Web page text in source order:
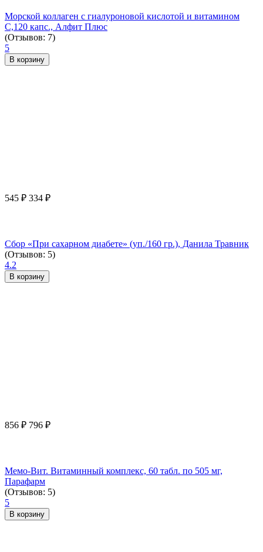
Морской коллаген с гиалуроновой кислотой и витамином
С,120 капс., Алфит Плюс
(Отзывов: 7)
5
В корзину
545 ₽ 334 ₽
Сбор «При сахарном диабете» (уп./160 гр.), Данила Травник
(Отзывов: 5)
4.2
В корзину
856 ₽ 796 ₽
Мемо-Вит. Витаминный комплекс, 60 табл. по 505 мг,
Парафарм
(Отзывов: 5)
5
В корзину